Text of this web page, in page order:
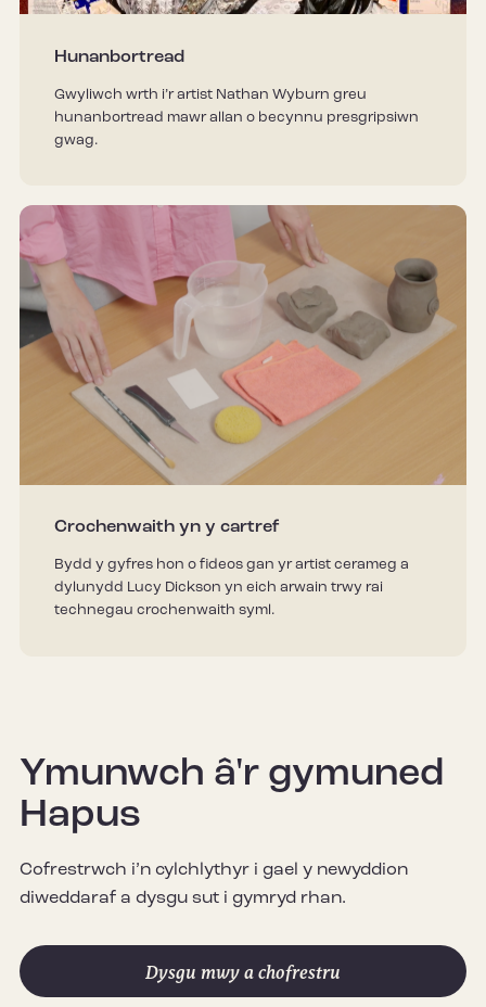
Hunanbortread
Gwyliwch wrth i’r artist Nathan Wyburn greu
hunanbortread mawr allan o becynnu presgripsiwn
gwag.
Crochenwaith yn y cartref
Bydd y gyfres hon o fideos gan yr artist cerameg a
dylunydd Lucy Dickson yn eich arwain trwy rai
technegau crochenwaith syml.
Ymunwch â'r gymuned
Hapus
Cofrestrwch i’n cylchlythyr i gael y newyddion
diweddaraf a dysgu sut i gymryd rhan.
Dysgu mwy a chofrestru